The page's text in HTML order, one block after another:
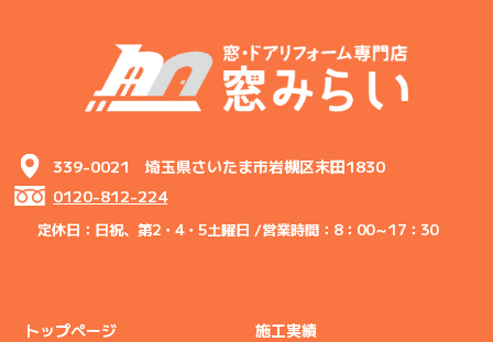
339-0021 埼玉県さいたま市岩槻区末田1830
0120-812-224
定休日：日祝、第2・4・5土曜日 /営業時間：8：00～17：30
トップページ
施工実績